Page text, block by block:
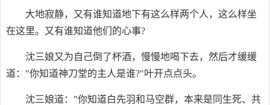
大地寂静，又有谁知道地下有这么样两个人，这么样坐
在这里。又有谁知道他们的心事?
沈三娘又为自己倒了杯酒，慢慢地喝下去，然后才缓缓
道："你知道神刀堂的主人是谁?"叶开点点头。
沈三娘道："你知道白先羽和马空群，本来是同生死、共